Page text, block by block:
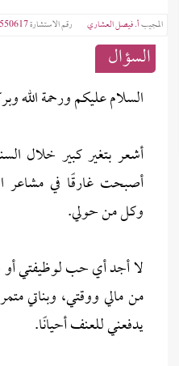
المجيبأ. فيصل العشاري رقم الاستشارة
السؤال
السلام عليكم ورحمة الله
أشعر بتغير كبير خلال
أصبحت غارقًا في مشاعر
وكل من حولي.
لا أجد أي حب لوظيفتي أو
من مالي ووقتي، وبناتي
يدفعني للعنف أحيانًا.